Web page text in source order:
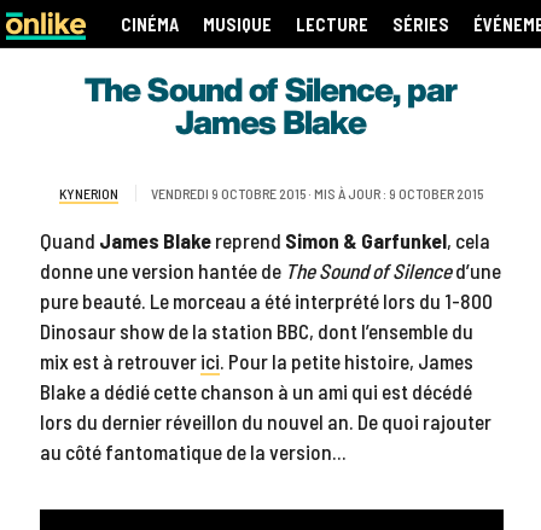
CINÉMA MUSIQUE LECTURE SÉRIES
The Sound of Silence, par
James Blake
KYNERION VENDREDI 9 OCTOBRE 2015 · MIS À JOUR : 9 OCTOBER 2015
Quand James Blakereprend Simon & Garfunkel, cela
donne une version hantée de The Sound of Silenced’une
pure beauté. Le morceau a été interprété lors du 1-800
Dinosaur show de la station BBC, dont l’ensemble du
mix est à retrouver ici. Pour la petite histoire, James
Blake a dédié cette chanson à un ami qui est décédé
lors du dernier réveillon du nouvel an. De quoi rajouter
au côté fantomatique de la version…